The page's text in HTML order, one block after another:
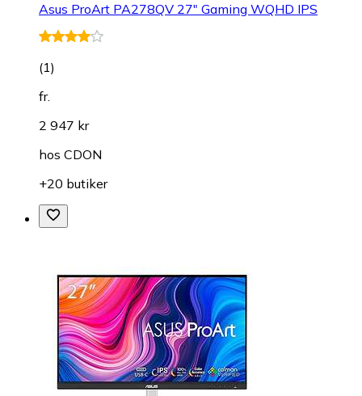
Asus ProArt PA278QV 27" Gaming WQHD IPS
(1)
fr.
2 947 kr
hos CDON
+20 butiker